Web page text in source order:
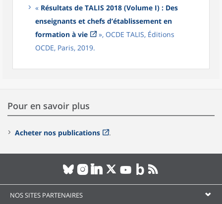
« Résultats de TALIS 2018 (Volume I) : Des
enseignants et chefs d’établissement en
formation à vie
», OCDE TALIS, Éditions
OCDE, Paris, 2019.
Pour en savoir plus
Acheter nos publications .
NOS SITES PARTENAIRES